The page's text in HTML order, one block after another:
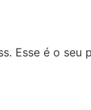
Esse é o